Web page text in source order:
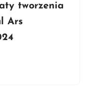
tworzenia
Ars